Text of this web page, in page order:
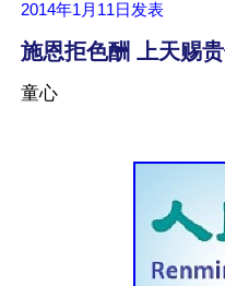
2014年1月11日 发表
施恩拒色酬 上天赐
童心